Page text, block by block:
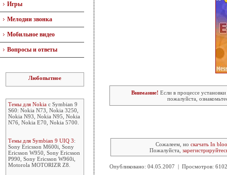
Игры
Мелодии звонка
Мобильное видео
Вопросы и ответы
Любопытное
Темы для Nokia с Symbian 9
S60: Nokia N73, Nokia 3250,
Nokia N93, Nokia N95, Nokia
N76, Nokia E70, Nokia 5700.
Темы для Symbian 9 UIQ 3:
Sony Ericsson M600i, Sony
Ericsson W950, Sony Ericsson
P990, Sony Ericsson W960i,
Motorola MOTORIZR Z8.
Внимание! Если в процессе
пожалуйста,
Сожалеем, но скачать In
Пожалуйста,
Опубликовано: 04.05.2007 | Просмотров: